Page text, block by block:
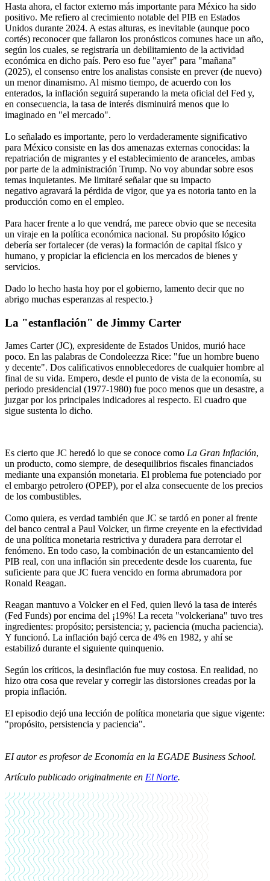
Hasta ahora, el factor externo más importante para México ha sido
positivo. Me refiero al crecimiento notable del PIB en Estados
Unidos durante 2024. A estas alturas, es inevitable (aunque poco
cortés) reconocer que fallaron los pronósticos comunes hace un año,
según los cuales, se registraría un debilitamiento de la actividad
económica en dicho país. Pero eso fue "ayer" para "mañana"
(2025), el consenso entre los analistas consiste en prever (de nuevo)
un menor dinamismo. Al mismo tiempo, de acuerdo con los
enterados, la inflación seguirá superando la meta oficial del Fed y,
en consecuencia, la tasa de interés disminuirá menos que lo
imaginado en "el mercado".
Lo señalado es importante, pero lo verdaderamente significativo
para México consiste en las dos amenazas externas conocidas: la
repatriación de migrantes y el establecimiento de aranceles, ambas
por parte de la administración Trump. No voy abundar sobre esos
temas inquietantes. Me limitaré señalar que su impacto
negativo agravará la pérdida de vigor, que ya es notoria tanto en la
producción como en el empleo.
Para hacer frente a lo que vendrá, me parece obvio que se necesita
un viraje en la política económica nacional. Su propósito lógico
debería ser fortalecer (de veras) la formación de capital físico y
humano, y propiciar la eficiencia en los mercados de bienes y
servicios.
Dado lo hecho hasta hoy por el gobierno, lamento decir que no
abrigo muchas esperanzas al respecto.}
La "estanflación" de Jimmy Carter
James Carter (JC), expresidente de Estados Unidos, murió hace
poco. En las palabras de Condoleezza Rice: "fue un hombre bueno
y decente". Dos calificativos ennoblecedores de cualquier hombre al
final de su vida. Empero, desde el punto de vista de la economía, su
periodo presidencial (1977-1980) fue poco menos que un desastre, a
juzgar por los principales indicadores al respecto. El cuadro que
sigue sustenta lo dicho.
Es cierto que JC heredó lo que se conoce como La Gran Inflación,
un producto, como siempre, de desequilibrios fiscales financiados
mediante una expansión monetaria. El problema fue potenciado por
el embargo petrolero (OPEP), por el alza consecuente de los precios
de los combustibles.
Como quiera, es verdad también que JC se tardó en poner al frente
del banco central a Paul Volcker, un firme creyente en la efectividad
de una política monetaria restrictiva y duradera para derrotar el
fenómeno. En todo caso, la combinación de un estancamiento del
PIB real, con una inflación sin precedente desde los cuarenta, fue
suficiente para que JC fuera vencido en forma abrumadora por
Ronald Reagan.
Reagan mantuvo a Volcker en el Fed, quien llevó la tasa de interés
(Fed Funds) por encima del ¡19%! La receta "volckeriana" tuvo tres
ingredientes: propósito; persistencia; y, paciencia (mucha paciencia).
Y funcionó. La inflación bajó cerca de 4% en 1982, y ahí se
estabilizó durante el siguiente quinquenio.
Según los críticos, la desinflación fue muy costosa. En realidad, no
hizo otra cosa que revelar y corregir las distorsiones creadas por la
propia inflación.
El episodio dejó una lección de política monetaria que sigue vigente:
"propósito, persistencia y paciencia".
EI autor es profesor de Economía en la EGADE Business School.
Artículo publicado originalmente en El Norte.